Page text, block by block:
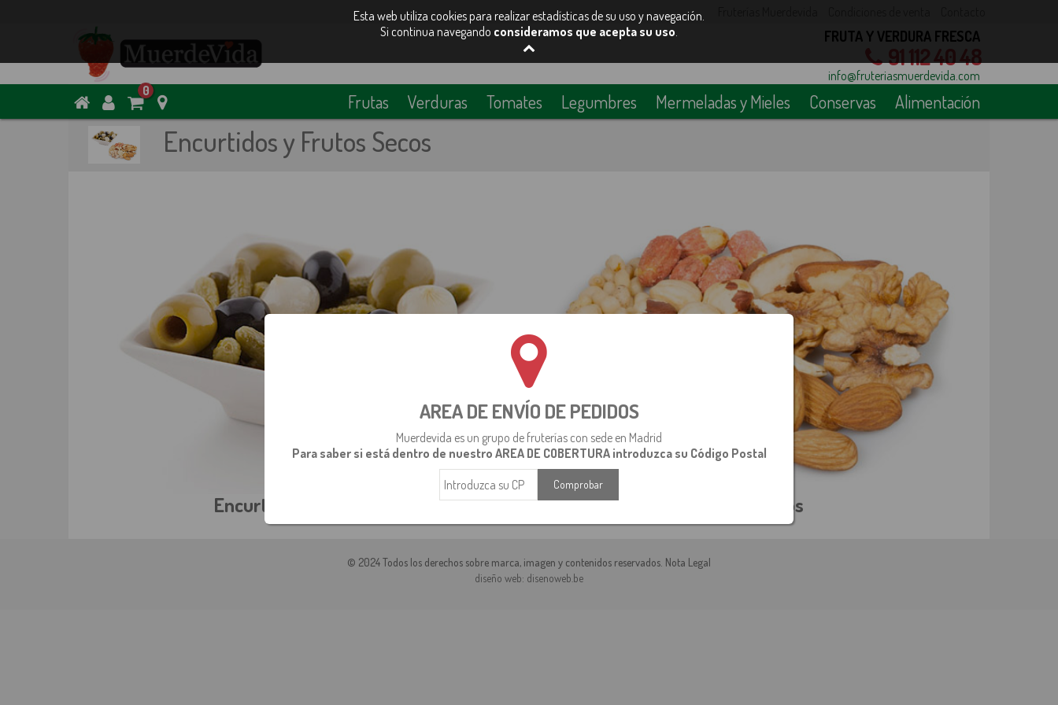
FRUTA Y VERDURA FRESCA
91 112 40 48
info@fruteriasmuerdevida.com
0
Frutas Verduras Tomates Legumbres Mermeladas y Mieles Conservas Alimentación
Encurtidos y Frutos Secos
Encurtidos y Aceitunas Frutos Secos
© 2024 Todos los derechos sobre marca, imagen y contenidos reservados. Nota Legal
diseño web: disenoweb.be
Esta web utiliza cookies para realizar estadísticas de su uso y navegación.
Si continua navegando consideramos que acepta su uso.
AREA DE ENVÍO DE PEDIDOS
Muerdevida es un grupo de fruterías con sede en Madrid
Para saber si está dentro de nuestro AREA DE COBERTURA introduzca su Código Postal